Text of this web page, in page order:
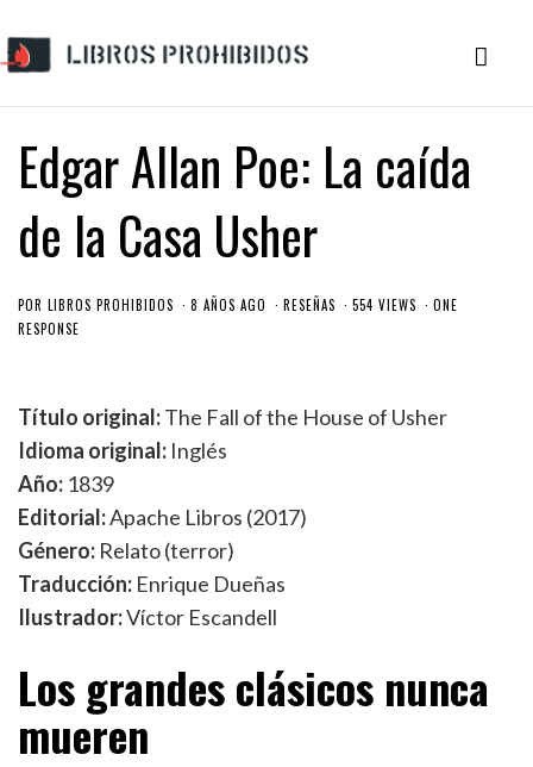
Edgar Allan Poe: La caída
de la Casa Usher
POR LIBROS PROHIBIDOS 8 AÑOS AGO RESEÑAS 554 VIEWS
ONE
RESPONSE
Título original:The Fall of the House of Usher
Idioma original: Inglés
Año: 1839
Editorial:Apache Libros (2017)
Género: Relato (terror)
Traducción: Enrique Dueñas
Ilustrador:Víctor Escandell
Los grandes clásicos nunca
mueren